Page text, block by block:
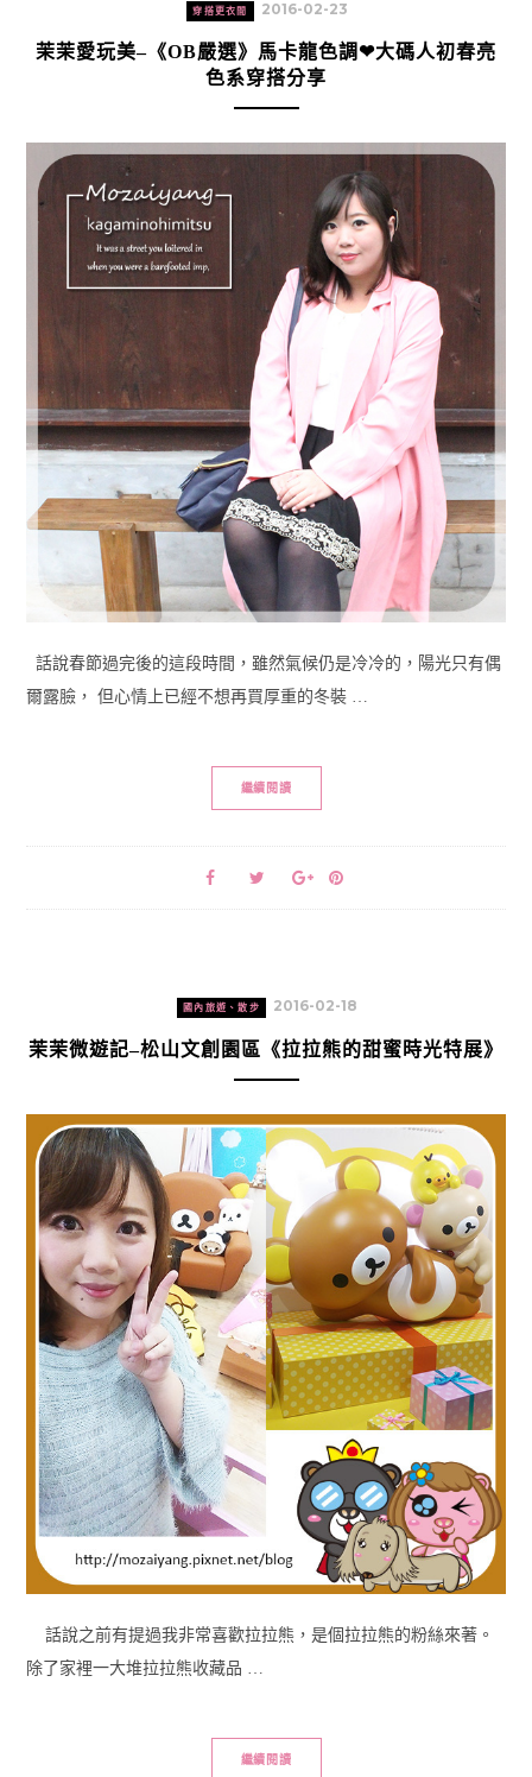
穿搭更衣間 2016-02-23
茉茉愛玩美–《OB嚴選》馬卡龍色調❤大碼人初春亮
色系穿搭分享
話說春節過完後的這段時間，雖然氣候仍是冷冷的，陽光只有偶
爾露臉， 但心情上已經不想再買厚重的冬裝 …
繼續閱讀
國內旅遊、散步 2016-02-18
茉茉微遊記–松山文創園區《拉拉熊的甜蜜時光特展》
話說之前有提過我非常喜歡拉拉熊，是個拉拉熊的粉絲來著。
除了家裡一大堆拉拉熊收藏品 …
繼續閱讀